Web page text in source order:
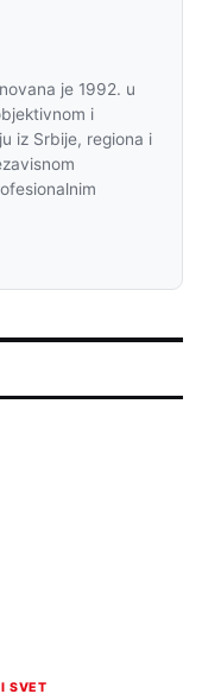
je 1992. u
i
iz Srbije, regiona i
SVET